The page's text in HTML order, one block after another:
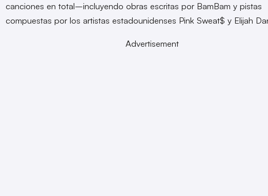
canciones en total–incluyendo obras escritas por BamBam y pistas
compuestas por los artistas estadounidenses Pink Sweat$ y Elijah
Advertisement